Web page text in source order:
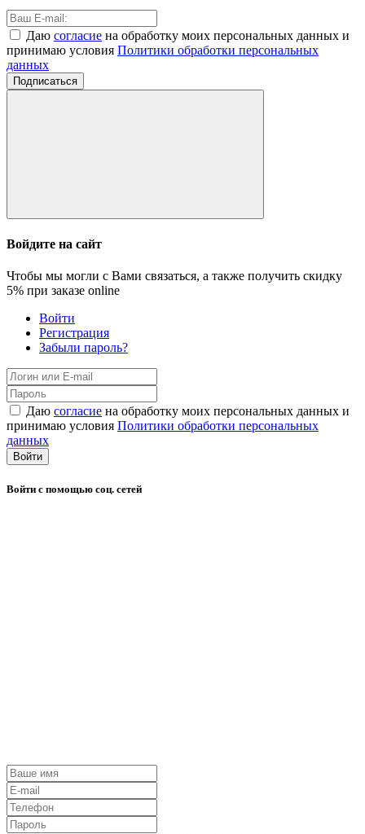
Даю согласие на обработку моих персональных данных и
принимаю условия Политики обработки персональных
данных
Подписаться
Войдите на сайт
Чтобы мы могли с Вами связаться, а также получить скидку
5% при заказе online
Войти
Регистрация
Забыли пароль?
Даю согласие на обработку моих персональных данных и
принимаю условия Политики обработки персональных
данных
Войти
Войти с помощью соц. сетей